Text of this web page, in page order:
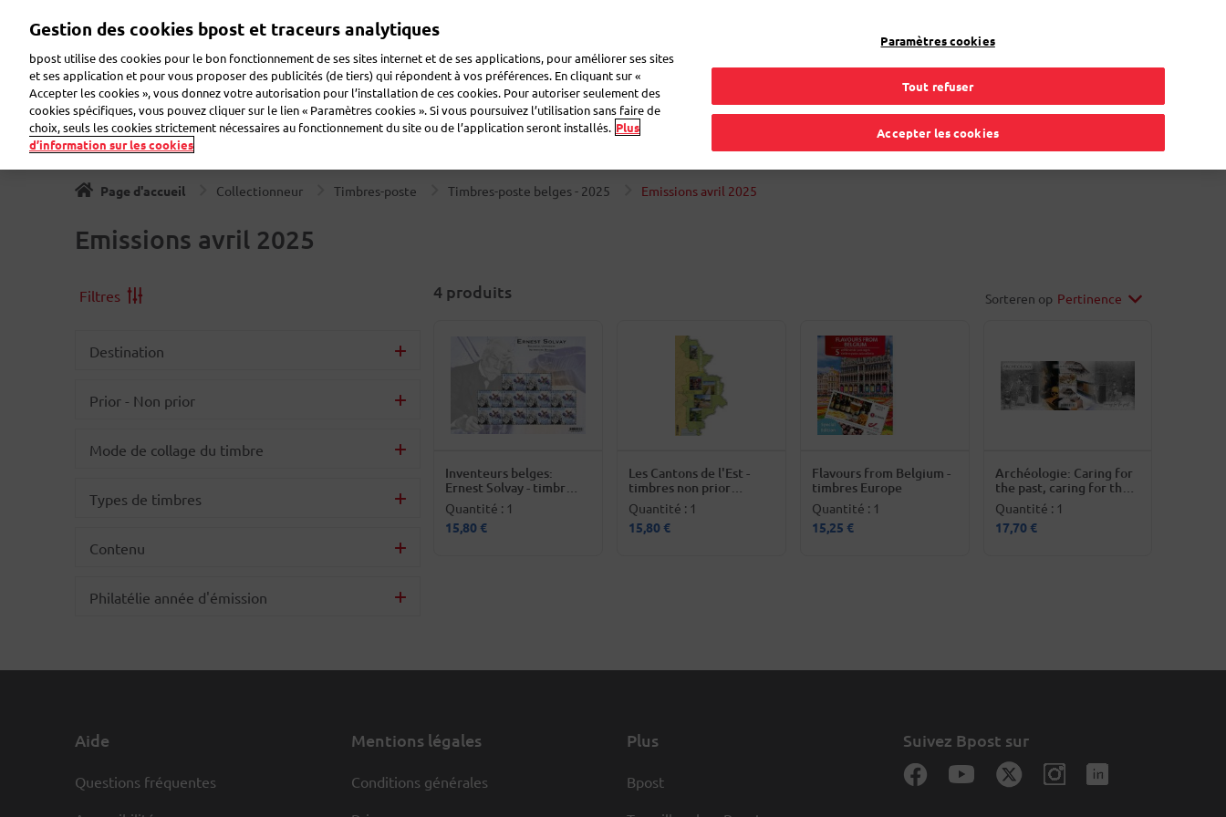
principal
Bienvenue sur eShop
Zoeken
Mon compte
Timbres Collectionneur Cartes de voeux Etiquettes pour colis Enveloppes & boîtes Cahiers Atoma Déménagement Carte de procuration Solutions en ligne
Page d'accueil Collectionneur Timbres-poste Timbres-poste belges - 2025 Emissions avril 2025
Emissions avril 2025
Filtres Sorteren op
Destination
Prior - Non prior
Mode de collage du timbre
Types de timbres
Contenu
Philatélie année d'émission
4 produits
Inventeurs belges:
Ernest Solvay - timbres
non prior Belgique
Quantité : 1
15,80 €
Les Cantons de l'Est -
timbres non prior
Belgique
Quantité : 1
15,80 €
Flavours from Belgium -
timbres Europe
Quantité : 1
15,25 €
Archéologie: Caring for
the past, caring for the
future - timbres Europe
Quantité : 1
17,70 €
Aide
Questions fréquentes
Mentions légales
Conditions générales
Plus
Bpost
Suivez Bpost sur
Gestion des cookies bpost et traceurs analytiques
bpost utilise des cookies pour le bon fonctionnement de ses sites internet et de ses applications, pour améliorer ses sites
et ses application et pour vous proposer des publicités (de tiers) qui répondent à vos préférences. En cliquant sur «
Accepter les cookies », vous donnez votre autorisation pour l’installation de ces cookies. Pour autoriser seulement des
cookies spécifiques, vous pouvez cliquer sur le lien « Paramètres cookies ». Si vous poursuivez l’utilisation sans faire de
choix, seuls les cookies strictement nécessaires au fonctionnement du site ou de l’application seront installés. Plus
d’information sur les cookies
Paramètres cookies
Tout refuser
Accepter les cookies